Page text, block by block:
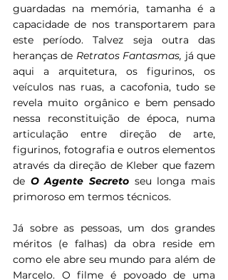
guardadas na memória, tamanha é a
capacidade de nos transportarem para
este período. Talvez seja outra das
heranças de Retratos Fantasmas, já que
aqui a arquitetura, os figurinos, os
veículos nas ruas, a cacofonia, tudo se
revela muito orgânico e bem pensado
nessa reconstituição de época, numa
articulação entre direção de arte,
figurinos, fotografia e outros elementos
através da direção de Kleber que fazem
de O Agente Secreto seu longa mais
primoroso em termos técnicos.
Já sobre as pessoas, um dos grandes
méritos (e falhas) da obra
reside em
como ele abre seu mundo para além de
Marcelo. O filme é povoado de uma